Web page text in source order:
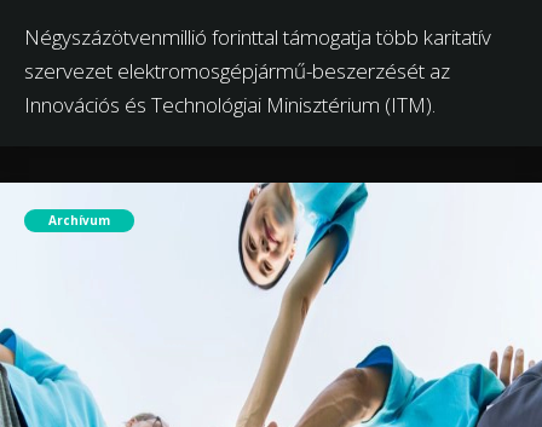
Négyszázötvenmillió forinttal támogatja több karitatív
szervezet elektromosgépjármű-beszerzését az
Innovációs és Technológiai Minisztérium (ITM).
Archívum